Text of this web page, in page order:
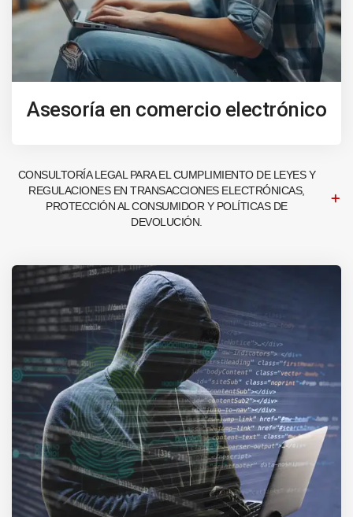
Asesoría en comercio electrónico
CONSULTORÍA LEGAL PARA EL CUMPLIMIENTO DE LEYES Y
REGULACIONES EN TRANSACCIONES ELECTRÓNICAS,
PROTECCIÓN AL CONSUMIDOR Y POLÍTICAS DE
DEVOLUCIÓN.